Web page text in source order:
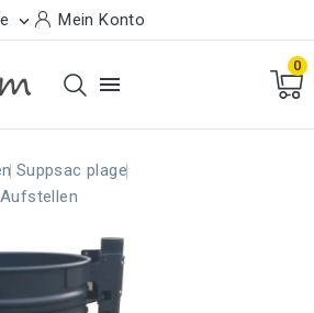
 Mein Konto

0
Suppsac plage